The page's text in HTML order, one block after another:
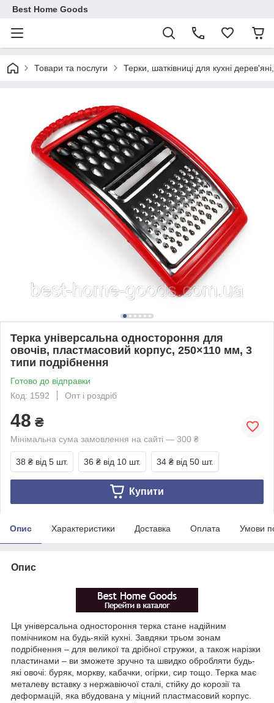
Best Home Goods
Товари та послуги Терки, шатківниці для кухні
Терка універсальна одностороння для
овочів, пластмасовий корпус, 250×110 мм, 3
типи подрібнення
Готово до відправки
Код: 1592
Опт і роздріб
48 ₴
Мінімальна сума замовлення на сайті — 300 ₴
38 ₴ від 5 шт. 36 ₴ від 10 шт. 34 ₴ від 50 шт.
Купити
Опис Характеристики Доставка Оплата Умови
Опис
Ця універсальна одностороння терка стане надійним
помічником на будь-якій кухні. Завдяки трьом зонам
подрібнення – для великої та дрібної стружки, а також нарізки
пластинами – ви зможете зручно та швидко обробляти будь-
які овочі: буряк, моркву, кабачки, огірки, сир тощо. Терка має
металеву вставку з нержавіючої сталі, стійку до корозії та
деформацій, яка вбудована у міцний пластмасовий корпус.